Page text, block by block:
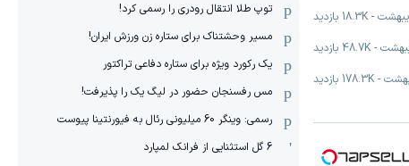
-
18.3K بازدید
-
48.7K بازدید
-
178.3K بازدید
توپ طلا انتقال رودری را رسمی کرد!
مسیر وحشتناک برای ستاره زن ورزش ایران!
یک رکورد ویژه برای ستاره دفاعی تراکتور
مس رفسنجان حضور در لیگ یک را پذیرفت!
رسمی: وینگر 60 میلیونی رئال به فیورنتینا پیوست
6 گل استثنایی از فرانک لمپارد